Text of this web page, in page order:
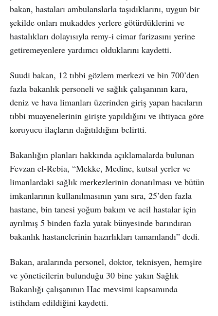
bakan, hastaları ambulanslarla taşıdıklarını, uygun bir
şekilde onları mukaddes yerlere götürdüklerini ve
hastalıkları dolayısıyla remy-i cimar farizasını yerine
getiremeyenlere yardımcı olduklarını kaydetti.
Suudi bakan, 12 tıbbi gözlem merkezi ve bin 700’den
fazla bakanlık personeli ve sağlık çalışanının kara,
deniz ve hava limanları üzerinden giriş yapan hacıların
tıbbi muayenelerinin girişte yapıldığını ve ihtiyaca göre
koruyucu ilaçların dağıtıldığını belirtti.
Bakanlığın planları hakkında açıklamalarda bulunan
Fevzan el-Rebia, “Mekke, Medine, kutsal yerler ve
limanlardaki sağlık merkezlerinin donatılması ve bütün
imkanlarının kullanılmasının yanı sıra, 25’den fazla
hastane, bin tanesi yoğum bakım ve acil hastalar için
ayrılmış 5 binden fazla yatak bünyesinde barındıran
bakanlık hastanelerinin hazırlıkları tamamlandı” dedi.
Bakan, aralarında personel, doktor, teknisyen, hemşire
ve yöneticilerin bulunduğu 30 bine yakın Sağlık
Bakanlığı çalışanının Hac mevsimi kapsamında
istihdam edildiğini kaydetti.